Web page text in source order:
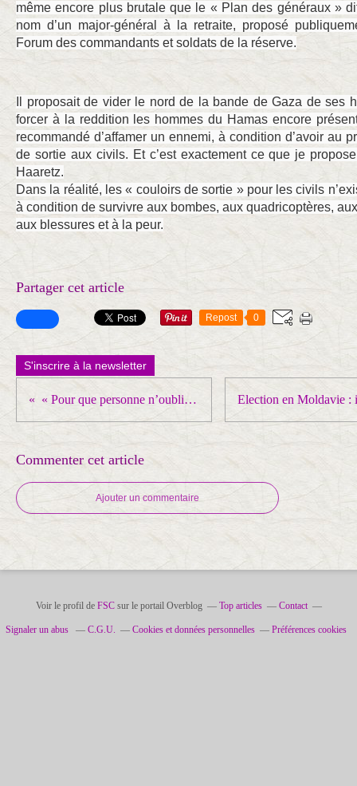
même encore plus brutale que le « Plan des généraux »
nom d’un major-général à la retraite, proposé
Forum des commandants et soldats de la réserve.
Il proposait de vider le nord de la bande de Gaza de ses
forcer à la reddition les hommes du Hamas encore
recommandé d’affamer un ennemi, à condition d’avoir au
de sortie aux civils. Et c’est exactement ce que je
Haaretz.
Dans la réalité, les « couloirs de sortie » pour les civils
à condition de survivre aux bombes, aux quadricoptères,
aux blessures et à la peur.
Partager cet article
Repost 0
S'inscrire à la newsletter
« Pour que personne n’oublie Madeleine »
Commenter cet article
Ajouter un commentaire
Voir le profil de FSCsur le portail Overblog Top articles Contact
Signaler un abus C.G.U. Cookies et données personnelles Préférences cookies